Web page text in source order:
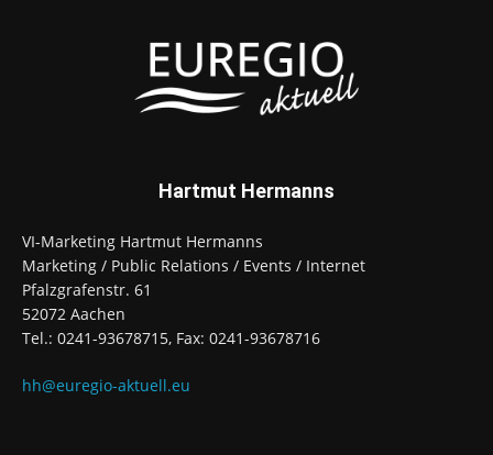
Hartmut Hermanns
VI-Marketing Hartmut Hermanns
Marketing / Public Relations / Events / Internet
Pfalzgrafenstr. 61
52072 Aachen
Tel.: 0241-93678715, Fax: 0241-93678716
hh@euregio-aktuell.eu